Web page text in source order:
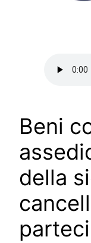
Beni
della